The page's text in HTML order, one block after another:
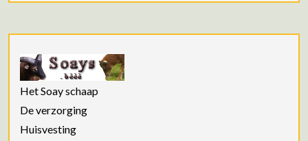
Het Soay schaap
De verzorging
Huisvesting